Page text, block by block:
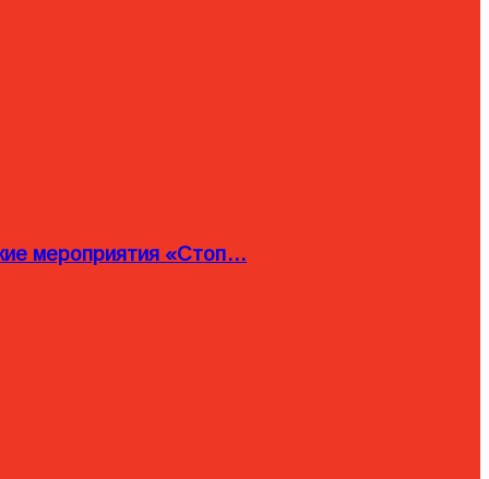
мероприятия «Стоп…